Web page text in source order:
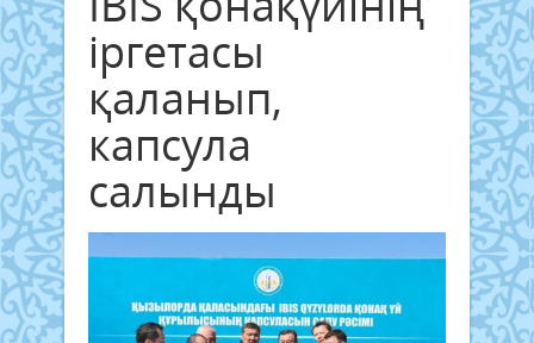
іргетасы
қаланып,
капсула
салынды